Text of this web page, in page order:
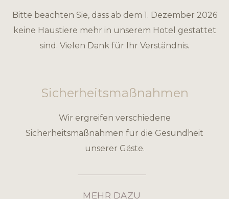
Bitte beachten Sie, dass ab dem 1. Dezember 2026
keine Haustiere mehr in unserem Hotel gestattet
sind. Vielen Dank für Ihr Verständnis.
Sicherheitsmaßnahmen
Wir ergreifen verschiedene
Sicherheitsmaßnahmen für die Gesundheit
unserer Gäste.
MEHR DAZU